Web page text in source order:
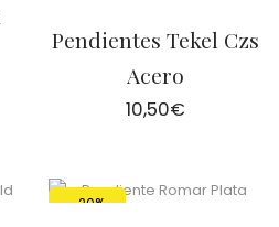
Pendientes Tekel Czs
Acero
10,50€
-20%